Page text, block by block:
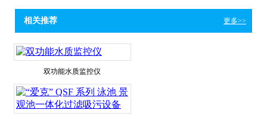
更多>>
相关推荐
双功能水质监控仪